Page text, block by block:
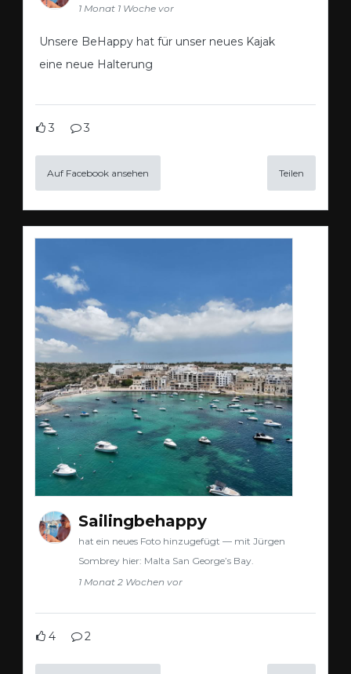
1 Monat 1 Woche vor
Unsere BeHappy hat für unser neues Kajak
eine neue Halterung
3 3
Auf Facebook ansehen Teilen
Sailingbehappy
hat ein neues Foto hinzugefügt — mit Jürgen
Sombrey hier: Malta San George’s Bay.
1 Monat 2 Wochen vor
4 2